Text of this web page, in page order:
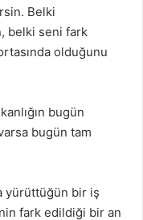
Belki
belki seni fark
olduğunu
bugün
bugün tam
yürüttüğün bir iş
fark edildiği bir an